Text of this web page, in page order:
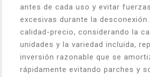
antes de cada uso y evitar
excesivas durante la
calidad-precio, considerando la
unidades y la variedad incluida,
inversión razonable que se
rápidamente evitando parches y